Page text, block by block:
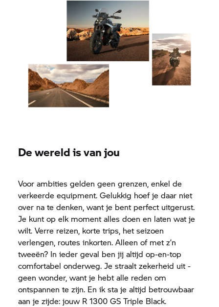
De wereld is van jou
Voor ambities gelden geen grenzen, enkel de
verkeerde equipment. Gelukkig hoef je daar niet
over na te denken, want je bent perfect uitgerust.
Je kunt op elk moment alles doen en laten wat je
wilt. Verre reizen, korte trips, het seizoen
verlengen, routes inkorten. Alleen of met z’n
tweeën? In ieder geval ben jij altijd op-en-top
comfortabel onderweg. Je straalt zekerheid uit -
geen wonder, want je hebt alle reden om
ontspannen te zijn. En ik sta je altijd betrouwbaar
aan je zijde: jouw R 1300 GS Triple Black.